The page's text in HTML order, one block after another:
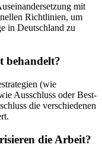
mit
Richtlinien, um
in Deutschland zu
behandelt?
(wie
Ausschluss oder Best-
die verschiedenen
die Arbeit?